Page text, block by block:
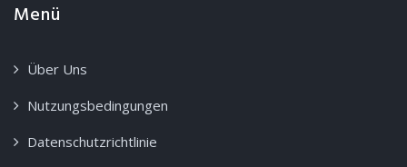
Menü
Über Uns
Nutzungsbedingungen
Datenschutzrichtlinie